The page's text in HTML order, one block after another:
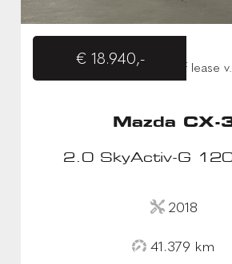
€ 18.940,- of lease
Mazda CX-
2.0 SkyActiv-G 120
2018
41.379 km